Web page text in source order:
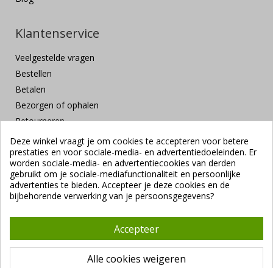
Klantenservice
Veelgestelde vragen
Bestellen
Betalen
Bezorgen of ophalen
Retourneren
Klachten en suggesties
Contact
Veilig betalen
Vendrig Packaging B.V.1941 - 2026 |
Deze winkel vraagt je om cookies te accepteren voor betere
prestaties en voor sociale-media- en advertentiedoeleinden. Er
worden sociale-media- en advertentiecookies van derden
gebruikt om je sociale-mediafunctionaliteit en persoonlijke
advertenties te bieden. Accepteer je deze cookies en de
bijbehorende verwerking van je persoonsgegevens?
Accepteer
Alle cookies weigeren